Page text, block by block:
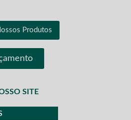
Produtos
SITE